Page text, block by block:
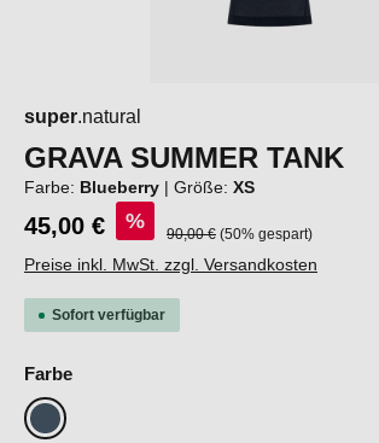
super.natural
GRAVA SUMMER TANK
Farbe: Blueberry | Größe: XS
45,00 € % Regulärer Preis:
90,00 € (50% gespart)
Preise inkl. MwSt. zzgl. Versandkosten
Sofort verfügbar
Farbeauswählen
Blueberry